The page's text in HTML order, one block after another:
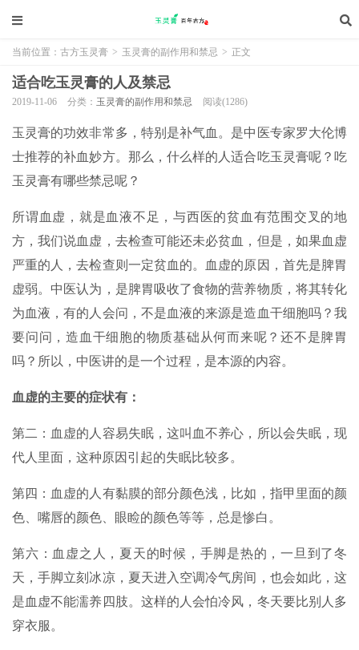
当前位置： 古方玉灵膏 > 玉灵膏的副作用和禁忌 > 正文
适合吃玉灵膏的人及禁忌
2019-11-06 分类： 玉灵膏的副作用和禁忌 阅读(1286)
玉灵膏的功效非常多，特别是补气血。是中医专家罗大伦博
士推荐的补血妙方。那么，什么样的人适合吃玉灵膏呢？吃
玉灵膏有哪些禁忌呢？
所谓血虚，就是血液不足，与西医的贫血有范围交叉的地
方，我们说血虚，去检查可能还未必贫血，但是，如果血虚
严重的人，去检查则一定贫血的。血虚的原因，首先是脾胃
虚弱。中医认为，是脾胃吸收了食物的营养物质，将其转化
为血液，有的人会问，不是血液的来源是造血干细胞吗？我
要问问，造血干细胞的物质基础从何而来呢？还不是脾胃
吗？所以，中医讲的是一个过程，是本源的内容。
血虚的主要的症状有：
第二：血虚的人容易失眠，这叫血不养心，所以会失眠，现
代人里面，这种原因引起的失眠比较多。
第四：血虚的人有黏膜的部分颜色浅，比如，指甲里面的颜
色、嘴唇的颜色、眼睑的颜色等等，总是惨白。
第六：血虚之人，夏天的时候，手脚是热的，一旦到了冬
天，手脚立刻冰凉，夏天进入空调冷气房间，也会如此，这
是血虚不能濡养四肢。这样的人会怕冷风，冬天要比别人多
穿衣服。